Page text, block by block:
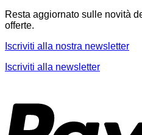
Resta aggiornato sulle novità
offerte.
Iscriviti alla nostra newsletter
Iscriviti alla newsletter